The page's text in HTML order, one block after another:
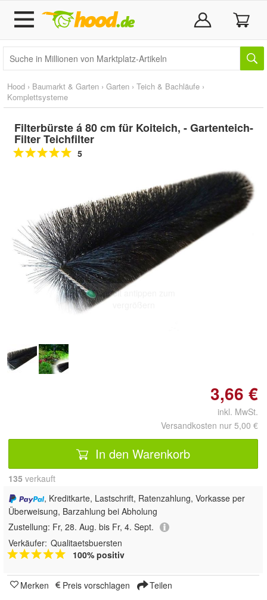
Hood › Baumarkt & Garten › Garten › Teich & Bachläufe ›
Komplettsysteme
Filterbürste á 80 cm für Koiteich, - Gartenteich-
Filter Teichfilter
5
Doppelt antippen zum
3,66 €
inkl. MwSt.
Versandkosten nur 5,00 €
In den Warenkorb
135 verkauft
, Kreditkarte, Lastschrift, Ratenzahlung, Vorkasse per
Überweisung, Barzahlung bei Abholung
Zustellung: Fr, 28. Aug. bis Fr, 4. Sept.
Verkäufer: Qualitaetsbuersten
100% positiv
Merken Preis vorschlagen Teilen